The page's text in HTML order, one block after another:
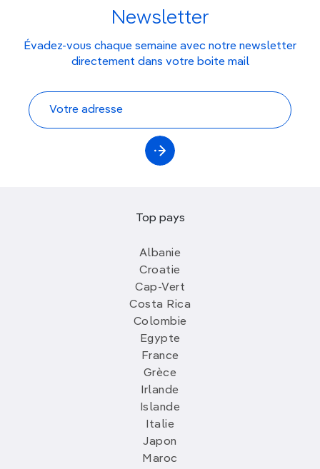
Newsletter
Évadez-vous chaque semaine avec notre newsletter
directement dans votre boite mail
Top pays
Albanie
Croatie
Cap-Vert
Costa Rica
Colombie
Egypte
France
Grèce
Irlande
Islande
Italie
Japon
Maroc